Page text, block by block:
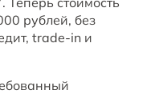
рублей, без
trade-in и